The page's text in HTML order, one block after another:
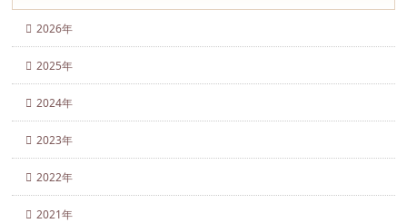
2026年
2025年
2024年
2023年
2022年
2021年